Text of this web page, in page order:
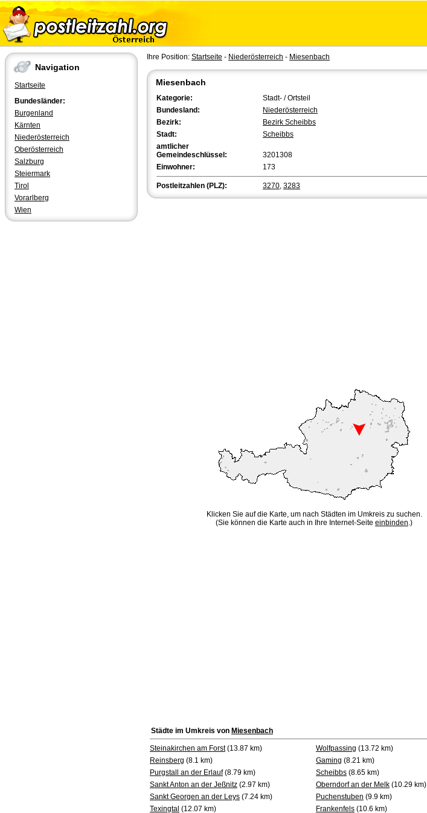
Navigation
Startseite
Bundesländer:
Burgenland
Kärnten
Niederösterreich
Oberösterreich
Salzburg
Steiermark
Tirol
Vorarlberg
Wien
Ihre Position: Startseite - Niederösterreich - Miesenbach
Miesenbach
Kategorie:
Stadt- / Ortsteil
Bundesland:
Niederösterreich
Bezirk:
Bezirk Scheibbs
Stadt:
Scheibbs
amtlicher
Gemeindeschlüssel:
3201308
Einwohner:
173
Postleitzahlen (PLZ): 3270, 3283
Klicken Sie auf die Karte, um nach Städten im Umkreis zu suchen.
(Sie können die Karte auch in Ihre Internet-Seite einbinden.)
Städte im Umkreis von Miesenbach
Steinakirchen am Forst(13.87 km) Wolfpassing (13.72 km)
Reinsberg (8.1 km) Gaming (8.21 km)
Purgstall an der Erlauf(8.79 km) Scheibbs (8.65 km)
Sankt Anton an der Jeßnitz (2.97 km) Oberndorf an der Melk (10.29 km)
Sankt Georgen an der Leys (7.24 km) Puchenstuben (9.9 km)
Texingtal (12.07 km) Frankenfels (10.6 km)